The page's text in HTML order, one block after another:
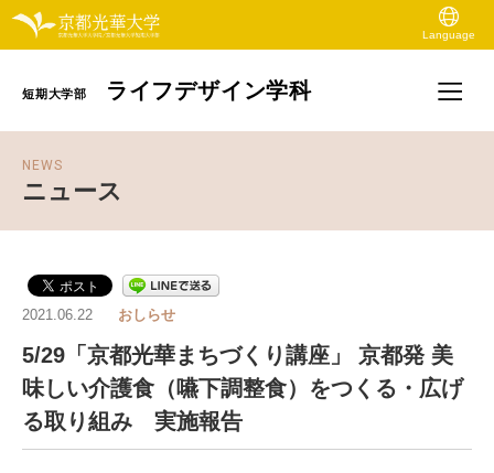
Language
短期大学部 ライフデザイン学科
NEWS
ニュース
2021.06.22 おしらせ
5/29「京都光華まちづくり講座」 京都発 美
味しい介護食（嚥下調整食）をつくる・広げ
る取り組み 実施報告